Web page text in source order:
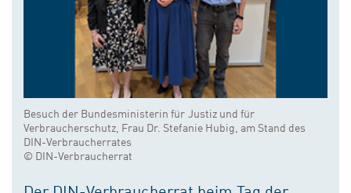
Besuch der Bundesministerin für Justiz und für
Verbraucherschutz, Frau Dr. Stefanie Hubig, am Stand des
DIN-Verbraucherrates
© DIN-Verbraucherrat